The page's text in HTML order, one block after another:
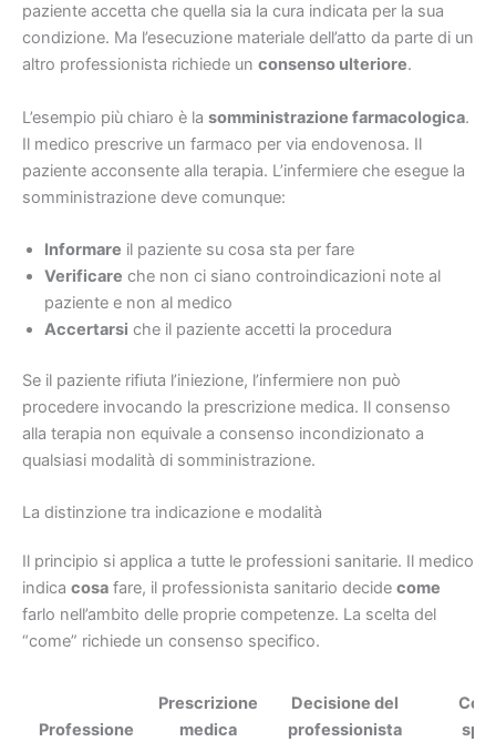
paziente accetta che quella sia la cura indicata per la sua
condizione. Ma l’esecuzione materiale dell’atto da parte di un
altro professionista richiede un consenso ulteriore.
L’esempio più chiaro è la somministrazione farmacologica.
Il medico prescrive un farmaco per via endovenosa. Il
paziente acconsente alla terapia. L’infermiere che esegue la
somministrazione deve comunque:
Informare il paziente su cosa sta per fare
Verificare che non ci siano controindicazioni note al
paziente e non al medico
Accertarsi che il paziente accetti la procedura
Se il paziente rifiuta l’iniezione, l’infermiere non può
procedere invocando la prescrizione medica. Il consenso
alla terapia non equivale a consenso incondizionato a
qualsiasi modalità di somministrazione.
La distinzione tra indicazione e modalità
Il principio si applica a tutte le professioni sanitarie. Il medico
indica cosa fare, il professionista sanitario decide come
farlo nell’ambito delle proprie competenze. La scelta del
“come” richiede un consenso specifico.
Professione
Prescrizione
medica
Decisione del
professionista